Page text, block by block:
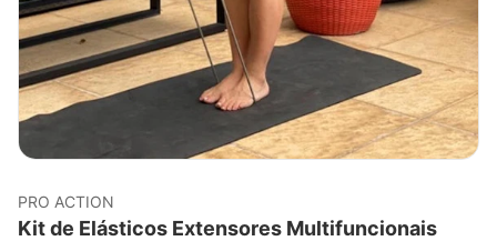
PRO ACTION
Kit de Elásticos Extensores Multifuncionais